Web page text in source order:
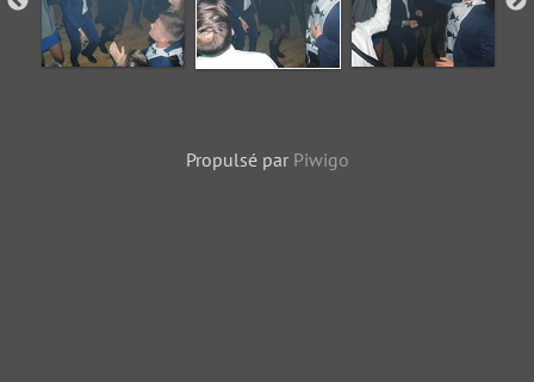
Propulsé par Piwigo